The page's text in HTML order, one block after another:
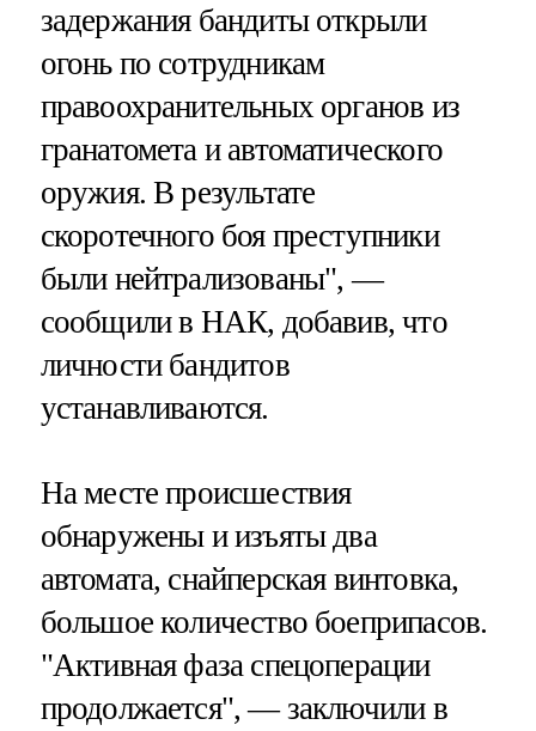
задержания бандиты открыли
огонь по сотрудникам
правоохранительных органов из
гранатомета и автоматического
оружия. В результате
скоротечного боя преступники
были нейтрализованы", —
сообщили в НАК, добавив, что
личности бандитов
устанавливаются.
На месте происшествия
обнаружены и изъяты два
автомата, снайперская винтовка,
большое количество боеприпасов.
"Активная фаза спецоперации
продолжается", — заключили в